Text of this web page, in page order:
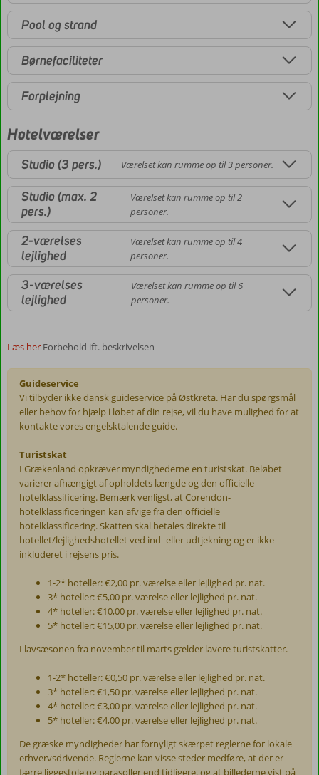
Pool og strand
Børnefaciliteter
Forplejning
Hotelværelser
Studio (3 pers.) Værelset kan rumme op til 3 personer.
Studio (max. 2
pers.)
Værelset kan rumme op til 2
personer.
2-værelses
lejlighed
Værelset kan rumme op til 4
personer.
3-værelses
lejlighed
Værelset kan rumme op til 6
personer.
Læs her Forbehold ift. beskrivelsen
Guideservice
Vi tilbyder ikke dansk guideservice på Østkreta. Har du spørgsmål
eller behov for hjælp i løbet af din rejse, vil du have mulighed for at
kontakte vores engelsktalende guide.
Turistskat
I Grækenland opkræver myndighederne en turistskat. Beløbet
varierer afhængigt af opholdets længde og den officielle
hotelklassificering. Bemærk venligst, at Corendon-
hotelklassificeringen kan afvige fra den officielle
hotelklassificering. Skatten skal betales direkte til
hotellet/lejlighedshotellet ved ind- eller udtjekning og er ikke
inkluderet i rejsens pris.
1-2* hoteller: €2,00 pr. værelse eller lejlighed pr. nat.
3* hoteller: €5,00 pr. værelse eller lejlighed pr. nat.
4* hoteller: €10,00 pr. værelse eller lejlighed pr. nat.
5* hoteller: €15,00 pr. værelse eller lejlighed pr. nat.
I lavsæsonen fra november til marts gælder lavere turistskatter.
1-2* hoteller: €0,50 pr. værelse eller lejlighed pr. nat.
3* hoteller: €1,50 pr. værelse eller lejlighed pr. nat.
4* hoteller: €3,00 pr. værelse eller lejlighed pr. nat.
5* hoteller: €4,00 pr. værelse eller lejlighed pr. nat.
De græske myndigheder har fornyligt skærpet reglerne for lokale
erhvervsdrivende. Reglerne kan visse steder medføre, at der er
færre liggestole og parasoller end tidligere, og at billederne vist på